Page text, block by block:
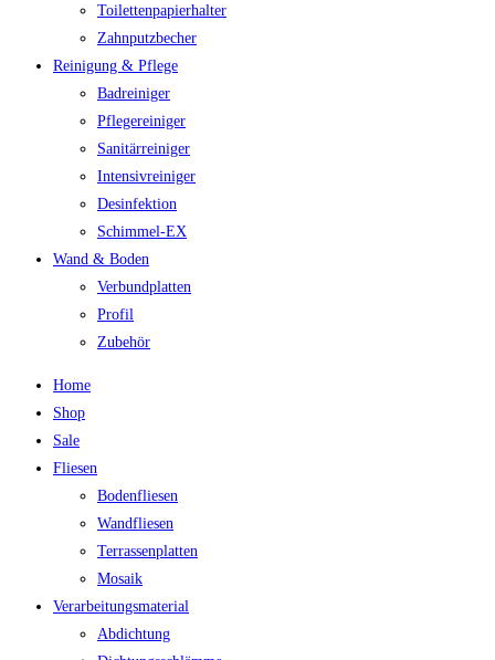
Toilettenpapierhalter
Zahnputzbecher
Reinigung & Pflege
Badreiniger
Pflegereiniger
Sanitärreiniger
Intensivreiniger
Desinfektion
Schimmel-EX
Wand & Boden
Verbundplatten
Profil
Zubehör
Home
Shop
Sale
Fliesen
Bodenfliesen
Wandfliesen
Terrassenplatten
Mosaik
Verarbeitungsmaterial
Abdichtung